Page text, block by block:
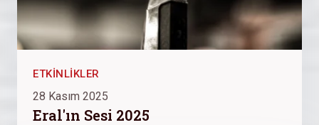
ETKINLIKLER
28 Kasım 2025
Eral'ın Sesi 2025